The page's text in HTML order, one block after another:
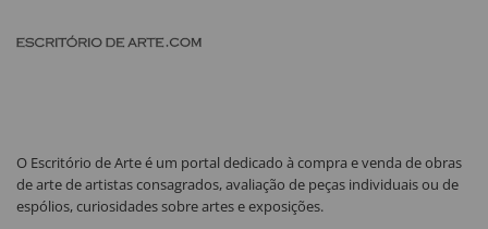
O Escritório de Arte é um portal dedicado à compra e venda de obras
de arte de artistas consagrados, avaliação de peças individuais ou de
espólios, curiosidades sobre artes e exposições.